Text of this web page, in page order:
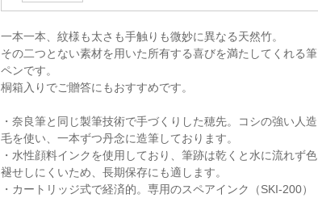
一本一本、紋様も太さも手触りも微妙に異なる天然竹。
その二つとない素材を用いた所有する喜びを満たしてくれる筆
ペンです。
桐箱入りでご贈答にもおすすめです。
・奈良筆と同じ製筆技術で手づくりした穂先。コシの強い人造
毛を使い、一本ずつ丹念に造筆しております。
・水性顔料インクを使用しており、筆跡は乾くと水に流れず色
褪せしにくいため、長期保存にも適します。
・カートリッジ式で経済的。専用のスペアインク（SKI-200）